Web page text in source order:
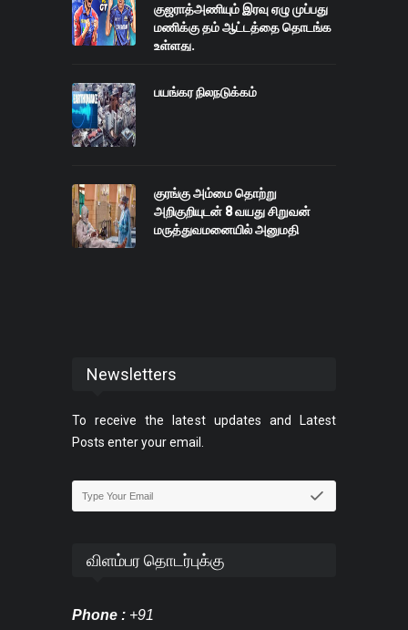
குஜராத்அணியும் இரவு ஏழு முப்பது
மணிக்கு தம் ஆட்டத்தை தொடங்க
உள்ளது.
பயங்கர நிலநடுக்கம்
குரங்கு அம்மை தொற்று
அறிகுறியுடன் 8 வயது சிறுவன்
மருத்துவமனையில் அனுமதி
Newsletters
To receive the latest updates and Latest
Posts enter your email.
விளம்பர தொடர்புக்கு
Phone : +91